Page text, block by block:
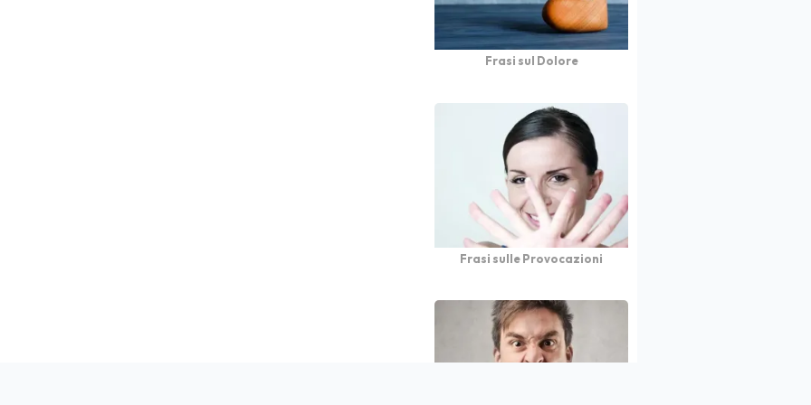
Frasi sul Dolore
Frasi sulle Provocazioni